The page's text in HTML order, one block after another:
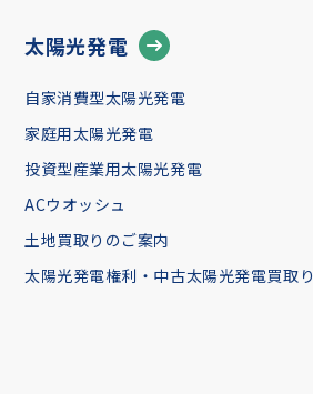
太陽光発電
自家消費型太陽光発電
家庭用太陽光発電
投資型産業用太陽光発電
ACウオッシュ
土地買取りのご案内
太陽光発電権利・中古太陽光発電買取り